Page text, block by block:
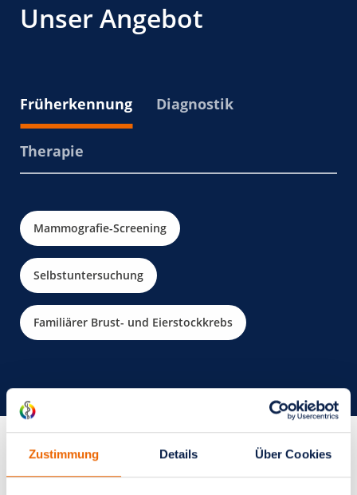
Zustimmung Details Über Cookies
Unser Angebot
Früherkennung Diagnostik
Therapie
Mammografie-Screening
Selbstuntersuchung
Familiärer Brust- und Eierstockkrebs
Mammografie Ultraschall
Gewebeproben Computertomografie
Magnetresonanztomografie
Positronen-Emissions-Tomografie
Therapiekonzept Operative Therapie
Strahlentherapie
Naturheilkunde Nachsorge